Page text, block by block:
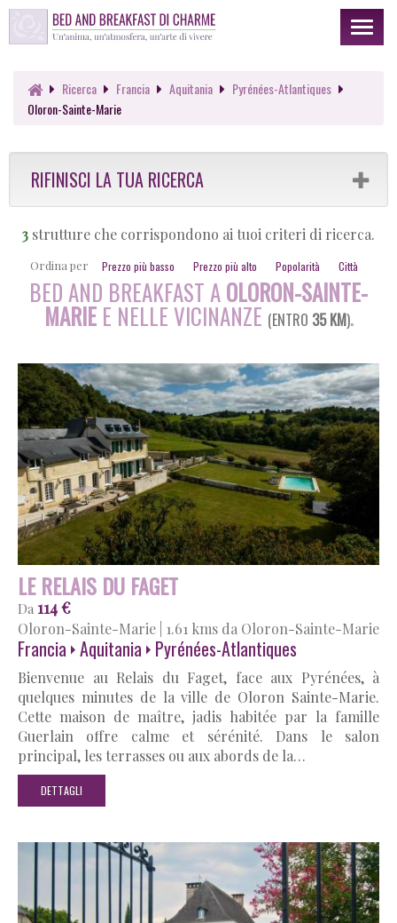
Toggle
Ricerca Francia Aquitania
Pyrénées-Atlantiques
Oloron-Sainte-Marie
RIFINISCI LA TUA RICERCA
3 strutture che corrispondono ai tuoi criteri di ricerca.
Ordina per Prezzo più basso Prezzo più alto Popolarità Città
BED AND BREAKFAST AOLORON-SAINTE-
MARIEE NELLE VICINANZE (ENTRO 35 KM).
LE RELAIS DU FAGET
Da 114 €
Oloron-Sainte-Marie 1.61 kms da Oloron-Sainte-Marie
Francia Aquitania Pyrénées-Atlantiques
Bienvenue au Relais du Faget, face aux Pyrénées, à
quelques minutes de la ville de Oloron Sainte-Marie.
Cette maison de maître, jadis habitée par la famille
Guerlain offre calme et sérénité. Dans le salon
principal, les terrasses ou aux abords de la…
DETTAGLI